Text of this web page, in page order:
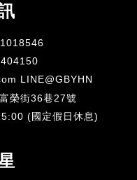
LINE@GBYHN
榮街36巷27號
(國定假日休息)